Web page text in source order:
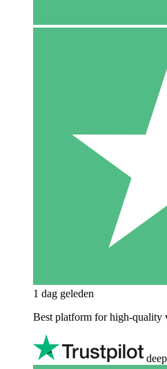
1 dag geleden
Best platform for high-quality